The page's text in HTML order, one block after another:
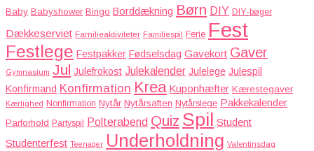
Baby Babyshower Bingo Borddækning Børn DIY DIY-bøger
Dækkeserviet Familieaktiviteter Familiespil Ferie Fest
Festlege Festpakker Fødselsdag Gavekort Gaver
Gymnasium Jul Julefrokost Julekalender Julelege Julespil
Konfirmand Konfirmation Krea Kuponhæfter Kærestegaver
Kærlighed Nonfirmation Nytår Nytårsaften Nytårslege Pakkekalender
Parforhold Partyspil Polterabend Quiz Spil Student
Studenterfest Teenager Underholdning Valentinsdag